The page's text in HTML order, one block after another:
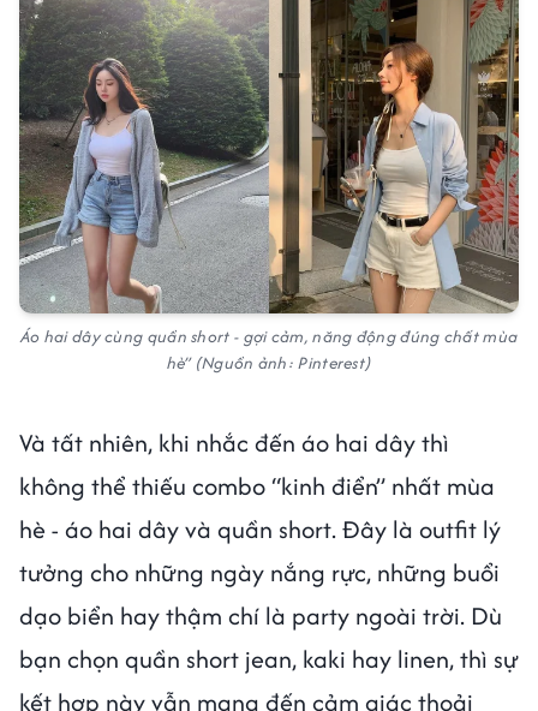
Áo hai dây cùng quần short - gợi cảm, năng động đúng chất mùa
hè” (Nguồn ảnh: Pinterest)
Và tất nhiên, khi nhắc đến áo hai dây thì
không thể thiếu combo “kinh điển” nhất mùa
hè - áo hai dây và quần short. Đây là outfit lý
tưởng cho những ngày nắng rực, những buổi
dạo biển hay thậm chí là party ngoài trời. Dù
bạn chọn quần short jean, kaki hay linen, thì sự
kết hợp này vẫn mang đến cảm giác thoải